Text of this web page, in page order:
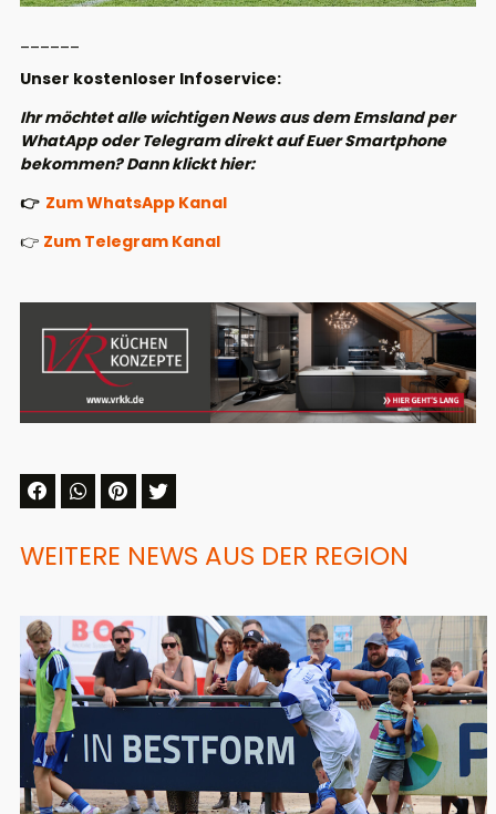
Unser kostenloser Infoservice:
Ihr möchtet alle wichtigen News aus dem Emsland per
WhatApp oder Telegram direkt auf Euer Smartphone
bekommen? Dann klickt hier:
👉 Zum WhatsApp Kanal
👉 Zum Telegram Kanal
WEITERE NEWS AUS DER REGION